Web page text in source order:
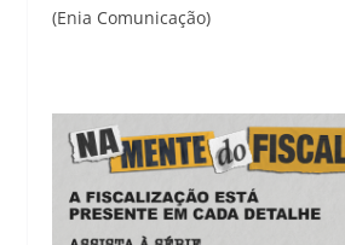
(Enia Comunicação)